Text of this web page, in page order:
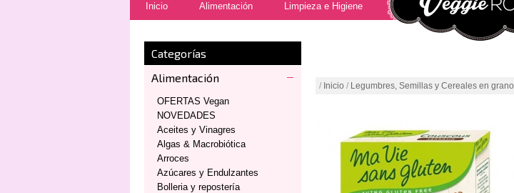
Inicio Alimentación Limpieza e Higiene
Categorías
Alimentación
OFERTAS Vegan
NOVEDADES
Aceites y Vinagres
Algas & Macrobiótica
Arroces
Azúcares y Endulzantes
Bolleria y repostería
/ Inicio / Legumbres, Semillas y Cereales en grano